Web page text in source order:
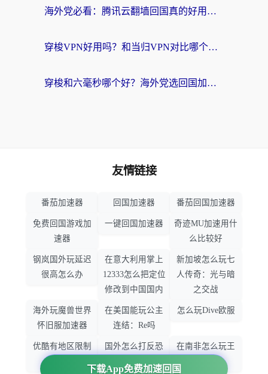
海外党必看：腾讯云翻墙回国真的好用吗？+ 3步选对回国加速器指南
穿梭VPN好用吗？和当归VPN对比哪个回国效果更好？海外党亲测实用指南
穿梭和六毫秒哪个好？海外党选回国加速器的避坑指南，附番茄加速器实测
下载App免费加速回国
友情链接
番茄加速器 回国加速器 番茄回国加速器
免费回国游戏加
速器
一键回国加速器
奇迹MU加速用什
么比较好
钢岚国外玩延迟
很高怎么办
在意大利用掌上
12333怎么把定位
修改到中国国内
新加坡怎么玩七
人传奇：光与暗
之交战
海外玩魔兽世界
怀旧服加速器
在美国能玩公主
连结：Re吗
怎么玩Dive欧服
优酷有地区限制
国外怎么打反恐
精英：全球攻势
在南非怎么玩王